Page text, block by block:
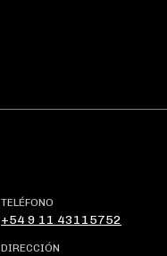
TELÉFONO
+54 9 11 43115752
DIRECCIÓN